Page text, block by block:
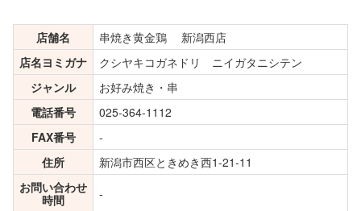
店舗名
串焼き黄金鶏 新潟西店
店名ヨミガナ
クシヤキコガネドリ ニイガタニシテン
ジャンル
お好み焼き・串
電話番号
025-364-1112
FAX番号
-
住所
新潟市西区ときめき西1-21-11
お問い合わせ
時間
-